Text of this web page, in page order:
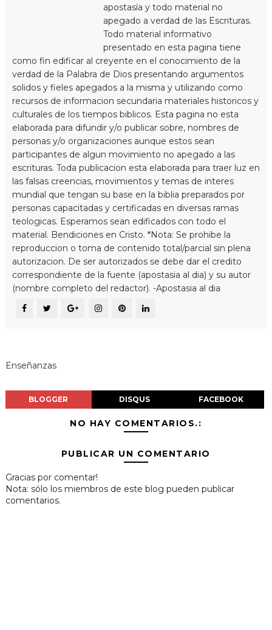
apostasía y todo material no
apegado a verdad de las Escrituras.
Todo material informativo
presentado en esta pagina tiene
como fin edificar al creyente en el conocimiento de la
verdad de la Palabra de Dios presentando argumentos
solidos y fieles apegados a la misma y utilizando como
recursos de informacion secundaria materiales historicos y
culturales de los tiempos biblicos. Esta pagina no esta
elaborada para difundir y/o publicar sobre, nombres de
personas y/o organizaciones aunque estos sean
participantes de algun movimiento no apegado a las
escrituras. Toda publicacion esta elaborada para traer luz en
las falsas creencias, movimientos y temas de interes
mundial que tengan su base en la biblia preparados por
personas capacitadas y certificadas en diversas ramas
teologicas. Esperamos sean edificados con todo el
material. Bendiciones en Cristo. *Nota: Se prohibe la
reproduccion o toma de contenido total/parcial sin plena
autorizacion. De ser autorizados se debe dar el credito
correspondiente de la fuente (apostasia al dia) y su autor
(nombre completo del redactor). -Apostasia al dia
Enseñanzas
BLOGGER DISQUS FACEBOOK
NO HAY COMENTARIOS.:
PUBLICAR UN COMENTARIO
Gracias por comentar!
Nota: sólo los miembros de este blog pueden publicar
comentarios.